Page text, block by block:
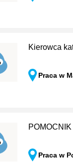
Kierowca
Praca w
Praca w